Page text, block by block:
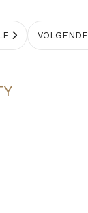
VOLGENDE